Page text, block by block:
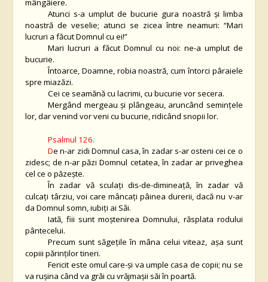
mângâiere.
Atunci s-a umplut de bucurie gura noastră şi limba
noastră de veselie; atunci se zicea între neamuri: “Mari
lucruri a făcut Domnul cu ei!”
Mari lucruri a făcut Domnul cu noi: ne-a umplut de
bucurie.
Întoarce, Doamne, robia noastră, cum întorci pâraiele
spre miazăzi.
Cei ce seamănă cu lacrimi, cu bucurie vor secera.
Mergând mergeau şi plângeau, aruncând seminţele
lor, dar venind vor veni cu bucurie, ridicând snopii lor.
Psalmul 126.
De n-ar zidi Domnul casa, în zadar s-ar osteni cei ce o
zidesc; de n-ar păzi Domnul cetatea, în zadar ar priveghea
cel ce o păzeşte.
În zadar vă sculaţi dis-de-dimineaţă, în zadar vă
culcaţi târziu, voi care mâncaţi pâinea durerii, dacă nu v-ar
da Domnul somn, iubiţi ai Săi.
Iată, fiii sunt moştenirea Domnului, răsplata rodului
pântecelui.
Precum sunt săgeţile în mâna celui viteaz, aşa sunt
copiii părinţilor tineri.
Fericit este omul care-şi va umple casa de copii; nu se
va ruşina când va grăi cu vrăjmaşii săi în poartă.